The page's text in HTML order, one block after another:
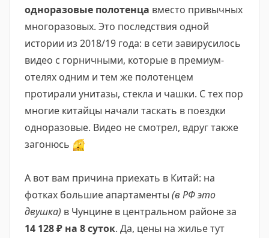
одноразовые полотенца вместо привычных
многоразовых. Это последствия одной
истории из 2018/19 года: в сети завирусилось
видео с горничными, которые в премиум-
отелях одним и тем же полотенцем
протирали унитазы, стекла и чашки. С тех пор
многие китайцы начали таскать в поездки
одноразовые. Видео не смотрел, вдруг также
загонюсь 🫣
А вот вам причина приехать в Китай: на
фотках большие апартаменты (в РФ это
двушка) в Чунцине в центральном районе за
14 128 ₽ на 8 суток. Да, цены на жилье тут